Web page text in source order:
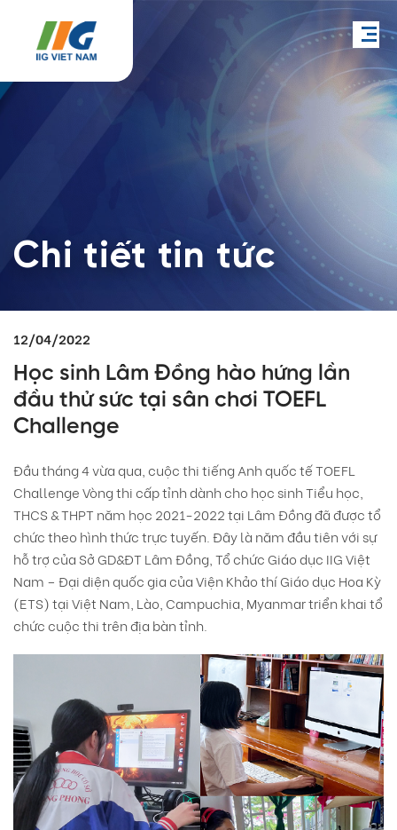
Chi tiết tin tức
12/04/2022
Học sinh Lâm Đồng hào hứng lần
đầu thử sức tại sân chơi TOEFL
Challenge
Đầu tháng 4 vừa qua, cuộc thi tiếng Anh quốc tế TOEFL
Challenge Vòng thi cấp tỉnh dành cho học sinh Tiểu học,
THCS & THPT năm học 2021-2022 tại Lâm Đồng đã được tổ
chức theo hình thức trực tuyến. Đây là năm đầu tiên với sự
hỗ trợ của Sở GD&ĐT Lâm Đồng, Tổ chức Giáo dục IIG Việt
Nam – Đại diện quốc gia của Viện Khảo thí Giáo dục Hoa Kỳ
(ETS) tại Việt Nam, Lào, Campuchia, Myanmar triển khai tổ
chức cuộc thi trên địa bàn tỉnh.